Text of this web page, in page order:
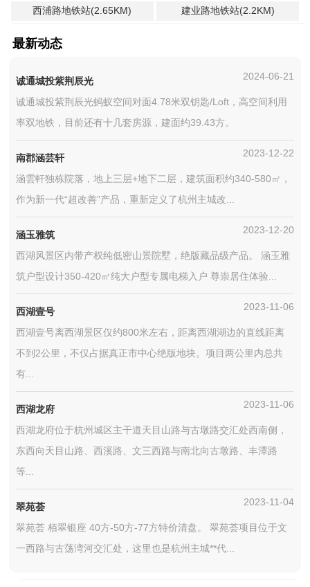
西浦路地铁站(2.65KM) 建业路地铁站(2.2KM)
最新动态
诚通城投紫荆辰光 2024-06-21
诚通城投紫荆辰光蚂蚁空间对面4.78米双钥匙/Loft，高空间利用
率双地铁，目前还有十几套房源，建面约39.43方。
南郡涵芸轩 2023-12-22
涵雲軒独栋院落，地上三层+地下二层，建筑面积约340-580㎡，
作为新一代“超改善”产品，重新定义了杭州主城改...
涵玉雅筑 2023-12-20
西湖风景区内带产权纯低密山景院墅，绝版藏品级产品。 涵玉雅
筑户型设计350-420㎡纯大户型专属电梯入户 尊崇居住体验...
西湖壹号 2023-11-06
西湖壹号离西湖景区仅约800米左右，距离西湖湖边的直线距离
不到2公里，不仅占据真正市中心绝版地块。项目两公里内总共
有...
西湖龙府 2023-11-06
西湖龙府位于杭州城区主干道天目山路与古墩路交汇处西南侧，
东西向天目山路、西溪路、文三西路与南北向古墩路、丰潭路
等...
翠苑荟 2023-11-04
翠苑荟 栢翠银座 40方-50方-77方特价清盘。 翠苑荟项目位于文
一西路与古荡湾河交汇处，这里也是杭州主城**代...